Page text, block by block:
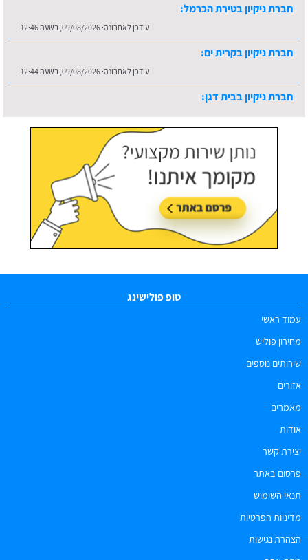
חברת ניקיון בטירת הכרמל:
עודכן לאחרונה: 09/08/2026, בשעה 12:46
חברת ניקיון בקרית ים:
עודכן לאחרונה: 09/08/2026, בשעה 12:44
חברת ניקיון בבית דגן:
עודכן לאחרונה:09/08/2026, בשעה 13:06
טופ פולישינג
עמוד ראשי
מחירון פוליש
שירותים נוספים
אזורים
מאמרים
אודות
יצירת קשר
פרסום באתר
תנאי השימוש
מדיניות הפרטיות
הצהרת נגישות